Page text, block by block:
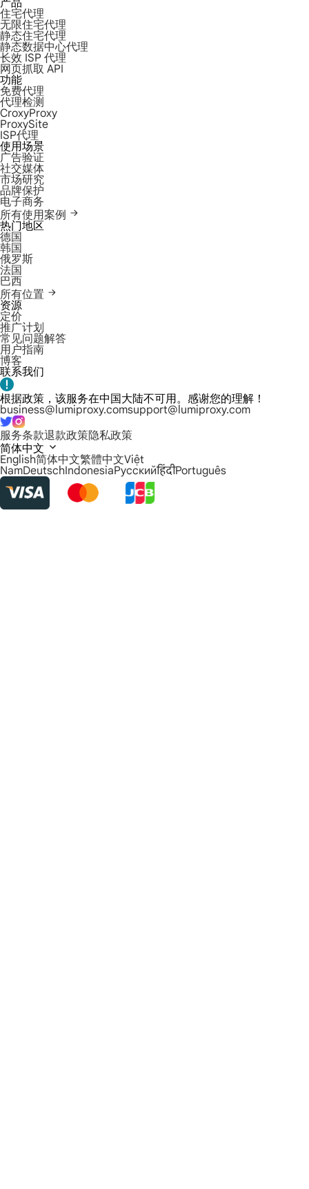
产品
住宅代理
无限住宅代理
静态住宅代理
静态数据中心代理
长效 ISP 代理
网页抓取 API
功能
免费代理
代理检测
CroxyProxy
ProxySite
ISP代理
使用场景
广告验证
社交媒体
市场研究
品牌保护
电子商务
所有使用案例
热门地区
德国
韩国
俄罗斯
法国
巴西
所有位置
资源
定价
推广计划
常见问题解答
用户指南
博客
联系我们
根据政策，该服务在中国大陆不可用。感谢您的理解！
business@lumiproxy.comsupport@lumiproxy.com
服务条款退款政策隐私政策
简体中文
English简体中文繁體中文Việt
NamDeutschIndonesiaРусскийहिंदीPortuguês